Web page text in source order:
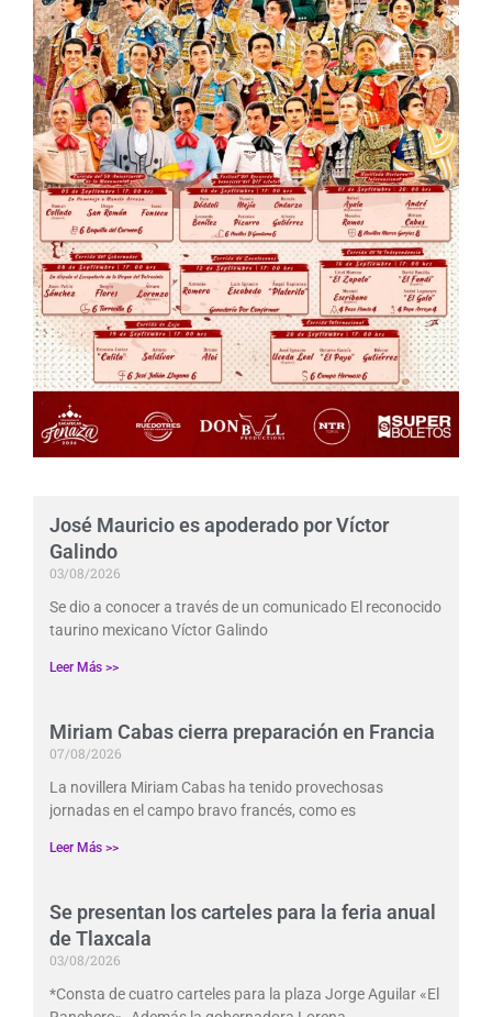
José Mauricio es apoderado por Víctor
Galindo
03/08/2026
Se dio a conocer a través de un comunicado El reconocido
taurino mexicano Víctor Galindo
Leer Más >>
Miriam Cabas cierra preparación en Francia
07/08/2026
La novillera Miriam Cabas ha tenido provechosas
jornadas en el campo bravo francés, como es
Leer Más >>
Se presentan los carteles para la feria anual
de Tlaxcala
03/08/2026
*Consta de cuatro carteles para la plaza Jorge Aguilar «El